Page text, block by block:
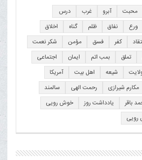
محبت آبرو غرب
درس
ورع نفاق ظلم گناه
اخلاق
کفر فسق مؤمن
شکر نعمت
تملق بمب اتم ایمان
اجتماعی
شیعه اهل بیت
آمریکا
مکارم شیرازی رحمت الهی
سالمند
باقر یادداشت روز
خوش رویی
رویی